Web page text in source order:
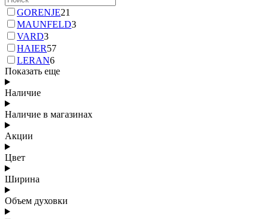
GORENJE21
MAUNFELD3
VARD3
HAIER57
LERAN6
Показать еще
Наличие
Наличие в магазинах
Акции
Цвет
Ширина
Объем духовки